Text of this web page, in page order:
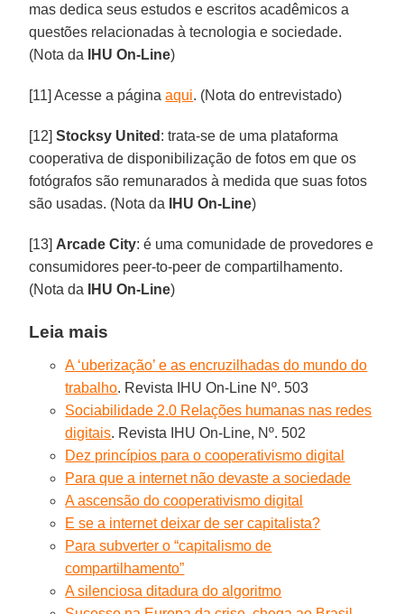
mas dedica seus estudos e escritos acadêmicos a
questões relacionadas à tecnologia e sociedade.
(Nota da IHU On-Line)
[11] Acesse a páginaaqui. (Nota do entrevistado)
[12]Stocksy United : trata-se de uma plataforma
cooperativa de disponibilização de fotos em que os
fotógrafos são remunarados à medida que suas fotos
são usadas. (Nota da IHU On-Line)
[13] Arcade City: é uma comunidade de provedores e
consumidores peer-to-peer de compartilhamento.
(Nota da IHU On-Line)
Leia mais
A ‘uberização’ e as encruzilhadas do mundo do
trabalho. Revista IHU On-Line Nº. 503
Sociabilidade 2.0 Relações humanas nas redes
digitais. Revista IHU On-Line, Nº. 502
Dez princípios para o cooperativismo digital
Para que a internet não devaste a sociedade
A ascensão do cooperativismo digital
E se a internet deixar de ser capitalista?
Para subverter o “capitalismo de
compartilhamento”
A silenciosa ditadura do algoritmo